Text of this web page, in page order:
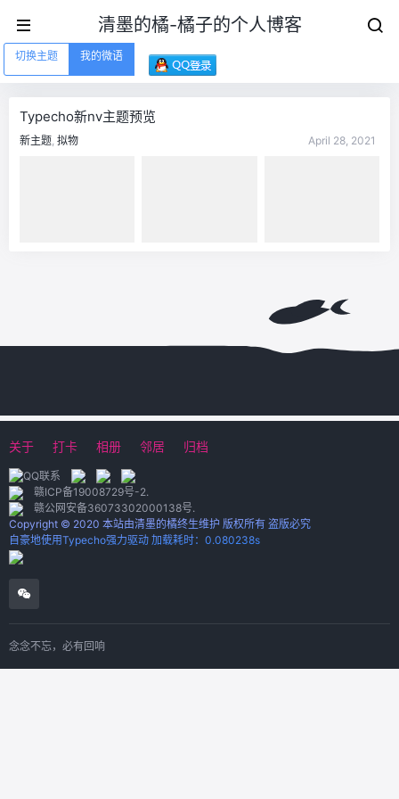
清墨的橘-橘子的个人博客
切换主题 我的微语
Typecho新nv主题预览
新主题 拟物 April 28, 2021
关于 打卡 相册 邻居 归档
赣ICP备19008729号-2.
赣公网安备36073302000138号.
Copyright © 2020 本站由清墨的橘终生维护 版权所有 盗版必究
自豪地使用Typecho强力驱动 加载耗时：0.080238s
念念不忘，必有回响